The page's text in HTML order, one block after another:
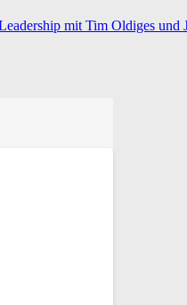
mit Tim Oldiges und